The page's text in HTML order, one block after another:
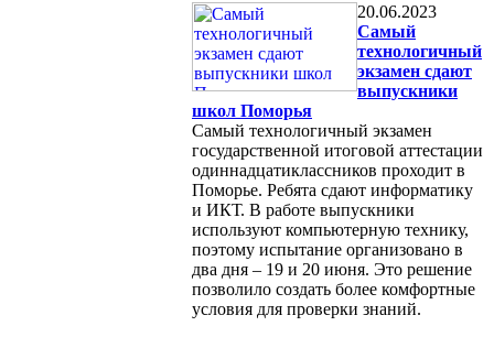
20.06.2023
Cамый
технологичный
экзамен сдают
выпускники
школ Поморья
Самый технологичный экзамен
государственной итоговой аттестации
одиннадцатиклассников проходит в
Поморье. Ребята сдают информатику
и ИКТ. В работе выпускники
используют компьютерную технику,
поэтому испытание организовано в
два дня – 19 и 20 июня. Это решение
позволило создать более комфортные
условия для проверки знаний.